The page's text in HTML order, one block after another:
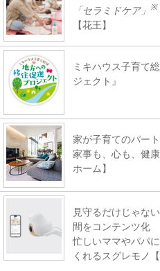
「セラミドケア」
※
【花王】
ミキハウス子育て
ジェクト』
家が子育てのパー
家事も、心も、健
ホーム】
見守るだけじゃな
間をコンテンツ化
忙しいママやパパ
くれるスグレモノ